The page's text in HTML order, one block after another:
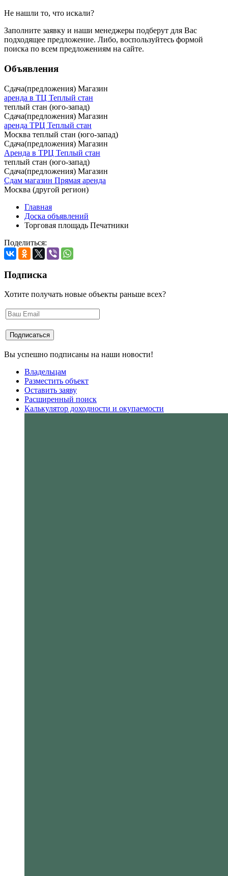
Не нашли то, что искали?
Заполните заявку и наши менеджеры подберут для Вас
подходящее предложение. Либо, воспользуйтесь формой
поиска по всем предложениям на сайте.
Объявления
Сдача(предложения) Магазин
аренда в ТЦ Теплый стан
теплый стан (юго-запад)
Сдача(предложения) Магазин
аренда ТРЦ Теплый стан
Москва теплый стан (юго-запад)
Сдача(предложения) Магазин
Аренда в ТРЦ Теплый стан
теплый стан (юго-запад)
Сдача(предложения) Магазин
Сдам магазин Прямая аренда
Москва (другой регион)
Главная
Доска объявлений
Торговая площадь Печатники
Поделиться:
Подписка
Хотите получать новые объекты раньше всех?
Вы успешно подписаны на наши новости!
Владельцам
Разместить объект
Оставить заяву
Расширенный поиск
Калькулятор доходности и окупаемости